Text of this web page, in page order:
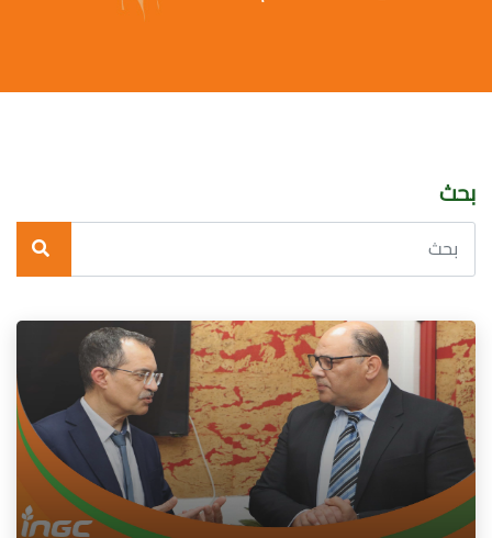
بحث